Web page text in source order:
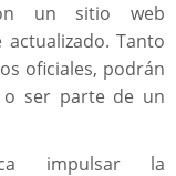
un sitio web
Tanto
oficiales, podrán
o ser parte de un
impulsar la